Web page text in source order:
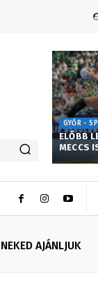
GYŐR -
ELŐBB
MECCS
NEKED AJÁNLJUK